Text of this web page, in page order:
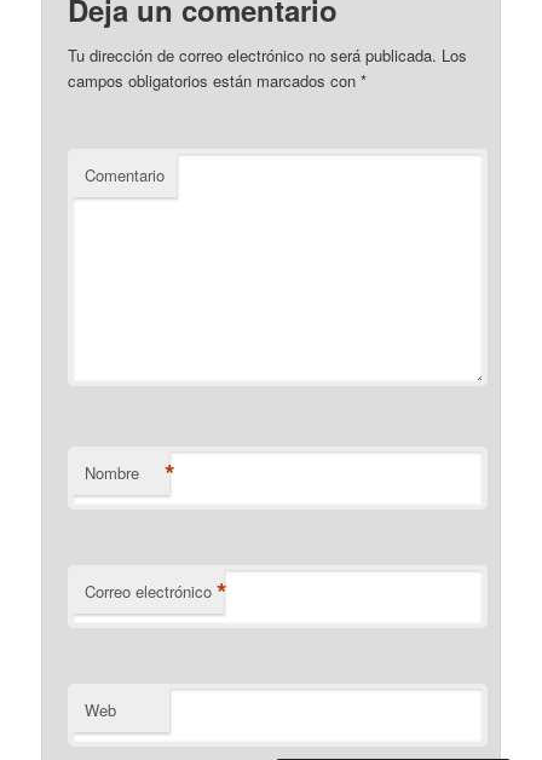
Deja un comentario
Tu dirección de correo electrónico no será publicada. Los
campos obligatorios están marcados con*
Comentario
Nombre *
Correo electrónico *
Web